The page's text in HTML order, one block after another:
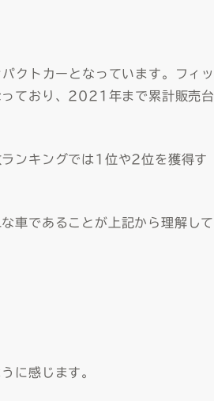
クトカーとなっています。フィッ
っており、2021年まで累計販売台
ンキングでは1位や2位を獲得す
車であることが上記から理解して
に感じます。